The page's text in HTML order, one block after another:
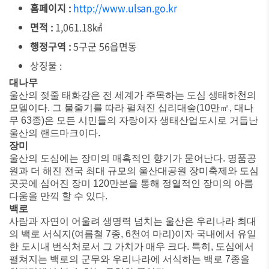
홈페이지 : http://www.ulsan.go.kr
면적 : 1,061.18㎢
행정구역 :5구군 56읍면동
상징물 :
대나무
울산의 젖줄 태화강은 전 세계가 주목하는 도심 생태하천의
모델이다. 그 물줄기를 따라 펼쳐진 십리대숲(10만㎡, 대나
무 63종)은 모든 시민들의 자랑이자 생태산업도시로 거듭난
울산의 랜드마크이다.
장미
울산의 도심에는 장미의 매혹적인 향기가 묻어난다. 명품공
원과 더 해진 전국 최대 규모의 울산대공원 장미축제와 도심
곳곳에 심어진 장미 120만본을 통해 정열적인 장미의 아름
다움을 만끽 할 수 있다.
백로
사람과 자연이 어울려 생명력 넘치는 울산은 우리나라 최대
의 백로 서식지(여름철 7종, 6천여 마리)이자 국내에서 유일
한 도시내 번식처로서 그 가치가 매우 크다. 특히, 도심에서
펼쳐지는 백로의 군무와 우리나라에 서식하는 백로 7종을